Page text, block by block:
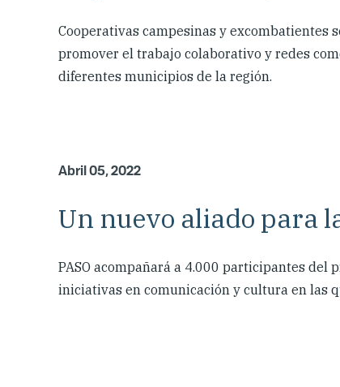
Cooperativas campesinas y excombatientes
promover el trabajo colaborativo y redes
diferentes municipios de la región.
Abril 05, 2022
Un nuevo aliado para
PASO acompañará a 4.000 participantes
iniciativas en comunicación y cultura en las